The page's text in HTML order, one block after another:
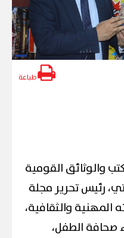
طباعة
والوثائق القومية
رئيس تحرير مجلة
المهنية والثقافية،
صحافة الطفل،